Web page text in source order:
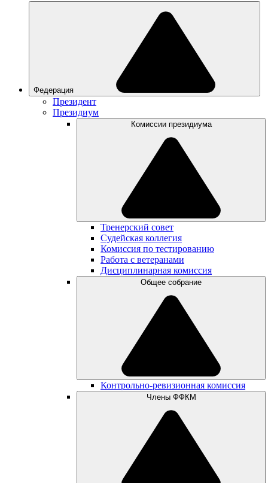
Федерация
Президент
Президиум
Комиссии президиума
Тренерский совет
Судейская коллегия
Комиссия по тестированию
Работа с ветеранами
Дисциплинарная комиссия
Общее собрание
Контрольно-ревизионная комиссия
Члены ФФКМ